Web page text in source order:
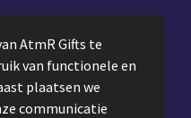
AtmR Gifts te
van functionele en
plaatsen we
communicatie